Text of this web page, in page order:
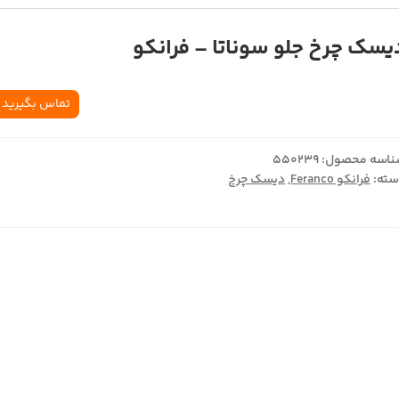
چرخ جلو سوناتا – فرانکو
تماس بگیرید
محصول:550239
فرانکو Feranco ,دیسک چرخ